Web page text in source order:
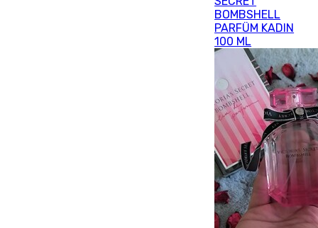
BOMBSHELL
PARFÜM KADIN
100 ML